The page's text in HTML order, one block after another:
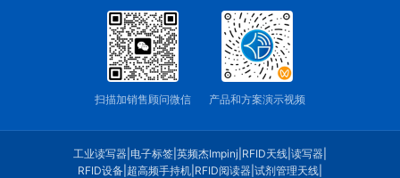
扫描加销售顾问微信 产品和方案演示视频
工业读写器| 电子标签| 英频杰Impinj RFID天线| 读写器|
RFID设备| 超高频手持机| RFID阅读器| 试剂管理天线|